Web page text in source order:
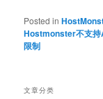
Posted in
Hostmonster不支持
限制
文章分类